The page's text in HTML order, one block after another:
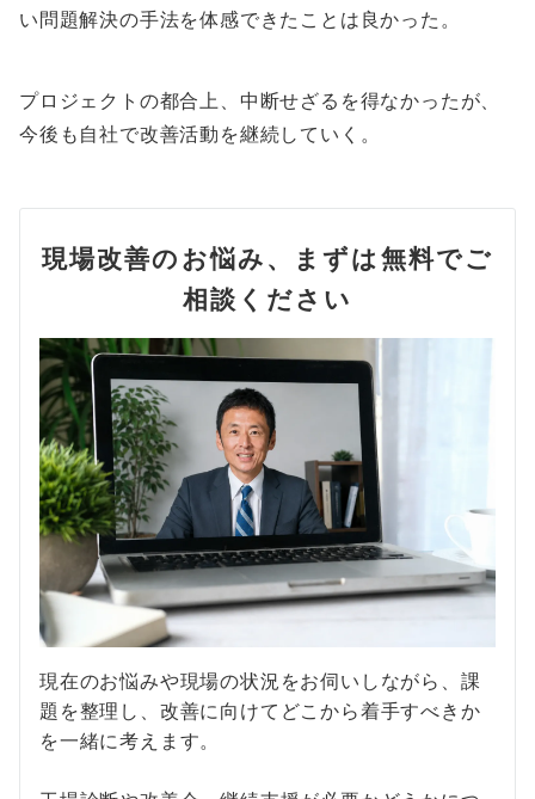
い問題解決の手法を体感できたことは良かった。
プロジェクトの都合上、中断せざるを得なかったが、
今後も自社で改善活動を継続していく。
現場改善のお悩み、まずは無料でご
相談ください
現在のお悩みや現場の状況をお伺いしながら、課
題を整理し、改善に向けてどこから着手すべきか
を一緒に考えます。